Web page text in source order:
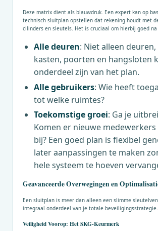
Deze matrix dient als blauwdruk. Een expert kan op
technisch sluitplan opstellen dat rekening houdt met
cilinders en sleutels. Het is cruciaal om hierbij goed
Alle deuren: Niet alleen
kasten, poorten en hangsloten
onderdeel zijn van het plan.
Alle gebruikers: Wie heeft
tot welke ruimtes?
Toekomstige groei: Ga je
Komen er nieuwe
bij? Een goed plan is flexibel
later aanpassingen te maken
hele systeem te hoeven
Geavanceerde Overwegingen en
Een sluitplan is meer dan alleen een slimme
integraal onderdeel van je totale beveiligingsstrategie.
Veiligheid Voorop: Het SKG-Keurmerk